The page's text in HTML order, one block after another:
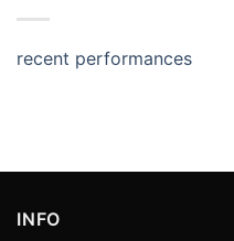
recent performances
INFO